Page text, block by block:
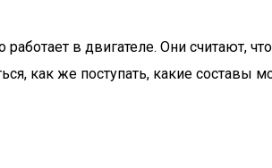
в двигателе. Они считают,
как же поступать, какие составы